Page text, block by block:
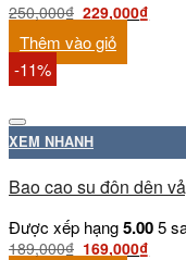
250,000₫ 229,000₫
Thêm vào giỏ
-11%
XEM NHANH
Bao cao su đôn dên
Được xếp hạng5.005
189,000₫ 169,000₫